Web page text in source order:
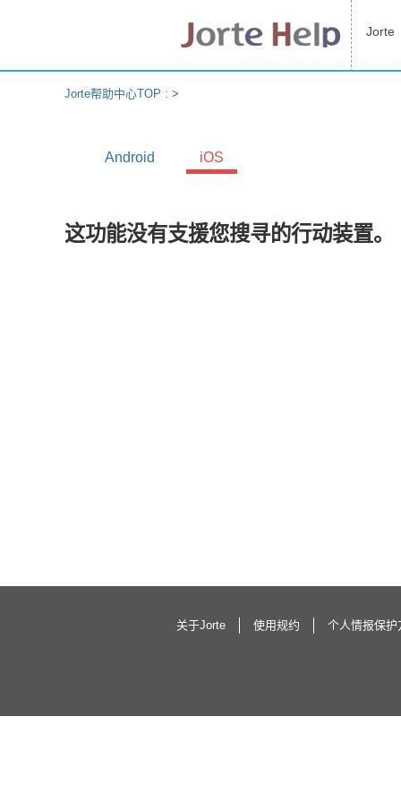
Jorte
Jorte帮助中心TOP : >
Android iOS
这功能没有支援您搜寻的行动装置。
关于Jorte 使用规约 个人情报保护